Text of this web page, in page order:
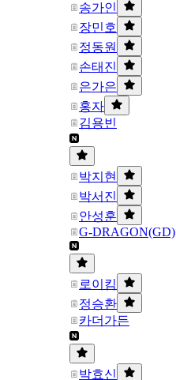
송가인
장민호
정동원
손태진
은가은
홍자
김용빈
박지현
박서진
안성훈
G-DRAGON(GD)
로이킴
정승환
카더가든
박효신